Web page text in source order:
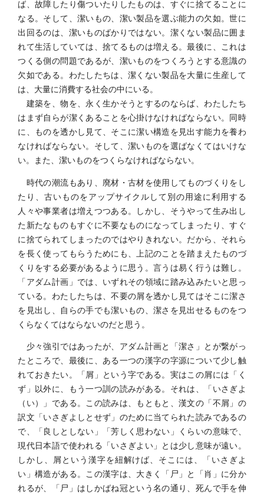
ば、故障したり傷ついたりしたものは、すぐに捨てることに
なる。そして、潔いもの、潔い製品を選ぶ能力の欠如。世に
出回るのは、潔いものばかりではない。潔くない製品に囲ま
れて生活していては、捨てるものは増える。最後に、これは
つくる側の問題であるが、潔いものをつくろうとする意識の
欠如である。わたしたちは、潔くない製品を大量に生産して
は、大量に消費する社会の中にいる。
建築を、物を、永く生かそうとするのならば、わたしたち
はまず自らが潔くあることを心掛けなければならない。同時
に、ものを透かし見て、そこに潔い構造を見出す能力を養わ
なければならない。そして、潔いものを選ばなくてはいけな
い。また、潔いものをつくらなければならない。
時代の潮流もあり、廃材・古材を使用してものづくりをし
たり、古いものをアップサイクルして別の用途に利用する
人々や事業者は増えつつある。しかし、そうやって生み出し
た新たなものもすぐに不要なものになってしまったり、すぐ
に捨てられてしまったのではやりきれない。だから、それら
を長く使ってもらうためにも、上記のことを踏まえたものづ
くりをする必要があるように思う。言うは易く行うは難し。
「アダム計画」では、いずれその領域に踏み込みたいと思っ
ている。わたしたちは、不要の屑を透かし見てはそこに潔さ
を見出し、自らの手でも潔いもの、潔さを見出せるものをつ
くらなくてはならないのだと思う。
少々強引ではあったが、アダム計画と「潔さ」とが繋がっ
たところで、最後に、ある一つの漢字の字源について少し触
れておきたい。「屑」という字である。実はこの屑には「く
ず」以外に、もう一つ訓の読みがある。それは、「いさぎよ
（い）」である。この読みは、もともと、漢文の「不屑」の
訳文「いさぎよしとせず」のために当てられた読みであるの
で、「良しとしない」「芳しく思わない」くらいの意味で、
現代日本語で使われる「いさぎよい」とは少し意味が遠い。
しかし、屑という漢字を紐解けば、そこには、「いさぎよ
い」構造がある。この漢字は、大きく「尸」と「肖」に分か
れるが、「尸」はしかばね冠という名の通り、死んで手を伸